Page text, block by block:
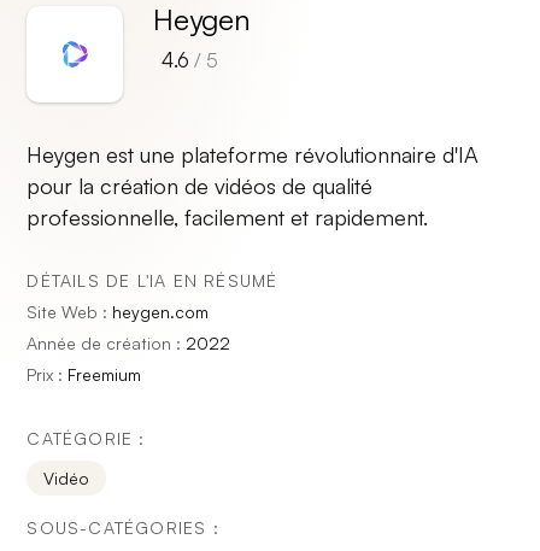
Heygen
4.6 / 5
Heygen est une plateforme révolutionnaire d'IA
pour la création de vidéos de qualité
professionnelle, facilement et rapidement.
DÉTAILS DE L'IA EN RÉSUMÉ
Site Web : heygen.com
Année de création : 2022
Prix : Freemium
CATÉGORIE :
Vidéo
SOUS-CATÉGORIES :